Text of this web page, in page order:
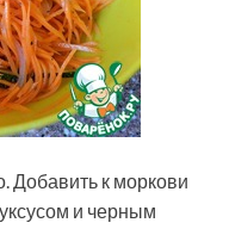
Добавить к моркови
и черным